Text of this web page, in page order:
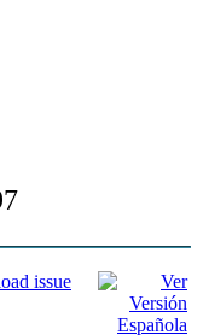
issue